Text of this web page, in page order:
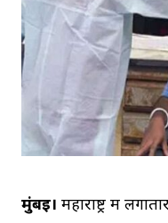
मुंबई। महाराष्ट्र में